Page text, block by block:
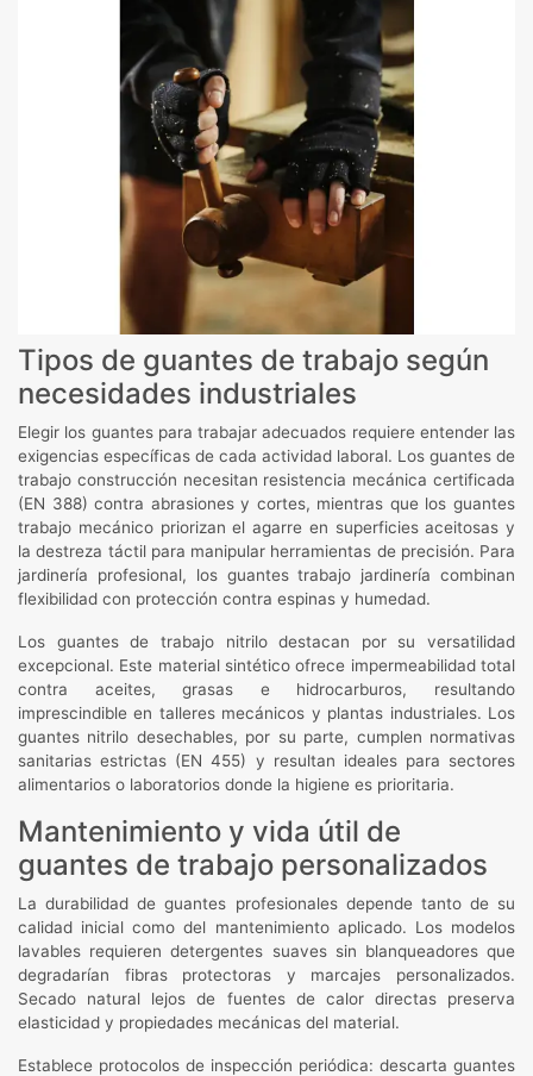
Tipos de guantes de trabajo según
necesidades industriales
Elegir los guantes para trabajar adecuados requiere entender las
exigencias específicas de cada actividad laboral. Los guantes de
trabajo construcción necesitan resistencia mecánica certificada
(EN 388) contra abrasiones y cortes, mientras que los guantes
trabajo mecánico priorizan el agarre en superficies aceitosas y
la destreza táctil para manipular herramientas de precisión. Para
jardinería profesional, los guantes trabajo jardinería combinan
flexibilidad con protección contra espinas y humedad.
Los guantes de trabajo nitrilo destacan por su versatilidad
excepcional. Este material sintético ofrece impermeabilidad total
contra aceites, grasas e hidrocarburos, resultando
imprescindible en talleres mecánicos y plantas industriales. Los
guantes nitrilo desechables, por su parte, cumplen normativas
sanitarias estrictas (EN 455) y resultan ideales para sectores
alimentarios o laboratorios donde la higiene es prioritaria.
Mantenimiento y vida útil de
guantes de trabajo personalizados
La durabilidad de guantes profesionales depende tanto de su
calidad inicial como del mantenimiento aplicado. Los modelos
lavables requieren detergentes suaves sin blanqueadores que
degradarían fibras protectoras y marcajes personalizados.
Secado natural lejos de fuentes de calor directas preserva
elasticidad y propiedades mecánicas del material.
Establece protocolos de inspección periódica: descarta guantes